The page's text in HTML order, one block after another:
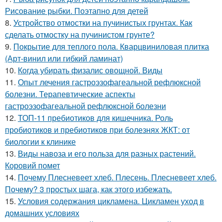
Рисование рыбки. Поэтапно для детей
8. Устройство отмостки на пучинистых грунтах. Как
сделать отмостку на пучинистом грунте?
9. Покрытие для теплого пола. Кварцвиниловая плитка
(Арт-винил или гибкий ламинат)
10. Когда убирать физалис овощной. Виды
11. Опыт лечения гастроэзофагеальной рефлюксной
болезни. Терапевтические аспекты
гастроэзофагеальной рефлюксной болезни
12. ТОП-11 пребиотиков для кишечника. Роль
пробиотиков и пребиотиков при болезнях ЖКТ: от
биологии к клинике
13. Виды навоза и его польза для разных растений.
Коровий помет
14. Почему Плесневеет хлеб. Плесень. Плесневеет хлеб.
Почему? 3 простых шага, как этого избежать.
15. Условия содержания цикламена. Цикламен уход в
домашних условиях